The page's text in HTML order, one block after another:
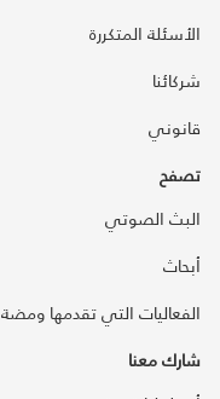
الأسئلة المتكررة
شركائنا
قانوني
تصفح
البث الصوتي
أبحاث
الفعاليات التي تقدمها ومضة
شارك معنا